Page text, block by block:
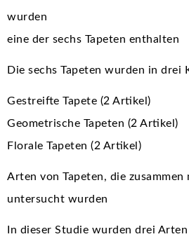
wurden
eine der sechs Tapeten enthalten
Die sechs Tapeten wurden in
Gestreifte Tapete (2 Artikel)
Geometrische Tapeten (2 Artikel)
Florale Tapeten (2 Artikel)
Arten von Tapeten, die zusammen
untersucht wurden
In dieser Studie wurden drei